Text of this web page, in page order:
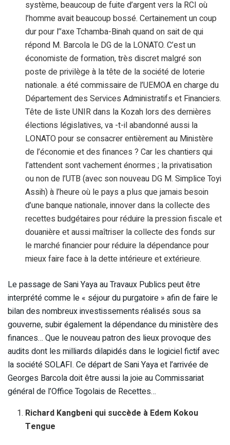
système, beaucoup de fuite d’argent vers la RCI où
l’homme avait beaucoup bossé. Certainement un coup
dur pour l’’axe Tchamba-Binah quand on sait de qui
répond M. Barcola le DG de la LONATO. C’est un
économiste de formation, très discret malgré son
poste de privilège à la tête de la société de loterie
nationale. a été commissaire de l’UEMOA en charge du
Département des Services Administratifs et Financiers.
Tête de liste UNIR dans la Kozah lors des dernières
élections législatives, va -t-il abandonné aussi la
LONATO pour se consacrer entièrement au Ministère
de l’économie et des finances ? Car les chantiers qui
l’attendent sont vachement énormes ; la privatisation
ou non de l’UTB (avec son nouveau DG M. Simplice Toyi
Assih) à l’heure où le pays a plus que jamais besoin
d’une banque nationale, innover dans la collecte des
recettes budgétaires pour réduire la pression fiscale et
douanière et aussi maîtriser la collecte des fonds sur
le marché financier pour réduire la dépendance pour
mieux faire face à la dette intérieure et extérieure.
Le passage de Sani Yaya au Travaux Publics peut être
interprété comme le « séjour du purgatoire » afin de faire le
bilan des nombreux investissements réalisés sous sa
gouverne, subir également la dépendance du ministère des
finances… Que le nouveau patron des lieux provoque des
audits dont les milliards dilapidés dans le logiciel fictif avec
la société SOLAFI. Ce départ de Sani Yaya et l’arrivée de
Georges Barcola doit être aussi la joie au Commissariat
général de l’Office Togolais de Recettes…
Richard Kangbeni qui succède à Edem Kokou
Tengue